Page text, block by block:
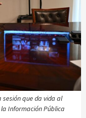
que da vida al
Información Pública